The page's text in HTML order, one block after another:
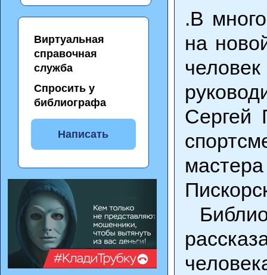
Виртуальная
справочная
служба
Спросить у
библиографа
Написать
.В
на
Сергей